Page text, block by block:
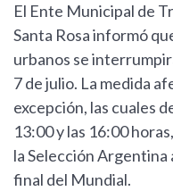
El Ente Municipal de
Santa Rosa informó
urbanos se
7 de julio. La medida
excepción, las cuales
13:00 y las 16:00
la Selección
final del Mundial.